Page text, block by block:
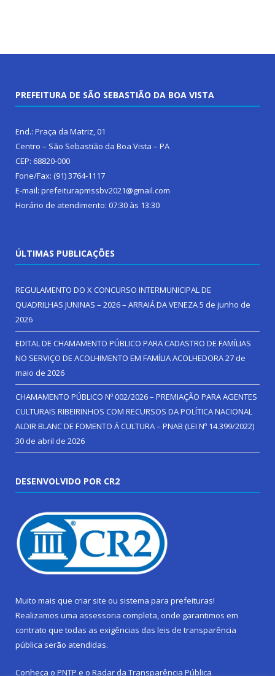
PREFEITURA DE SÃO SEBASTIÃO DA BOA VISTA
End.: Praça da Matriz, 01
Centro – São Sebastião da Boa Vista – PA
CEP: 68820-000
Fone/Fax: (91) 3764-1117
E-mail: prefeiturapmssbv2021@gmail.com
Horário de atendimento: 07:30 às 13:30
ÚLTIMAS PUBLICAÇÕES
REGULAMENTO DO X CONCURSO INTERMUNICIPAL DE
QUADRILHAS JUNINAS – 2026 – ARRAIÁ DA VENEZA5 de junho de
2026
EDITAL DE CHAMAMENTO PÚBLICO PARA CADASTRO DE FAMÍLIAS
NO SERVIÇO DE ACOLHIMENTO EM FAMÍLIA ACOLHEDORA27 de
maio de 2026
CHAMAMENTO PÚBLICO Nº 002/2026 – PREMIAÇÃO PARA AGENTES
CULTURAIS RIBEIRINHOS COM RECURSOS DA POLÍTICA NACIONAL
ALDIR BLANC DE FOMENTO Á CULTURA – PNAB (LEI Nº 14.399/2022)
30 de abril de 2026
DESENVOLVIDO POR CR2
Muito mais que criar site ou sistema para prefeituras!
Realizamos uma assessoria completa, onde garantimos em
contrato que todas as exigências das leis de transparência
pública serão atendidas.
Conheça o PNTP e o Radar da Transparência Pública